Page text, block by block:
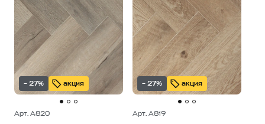
– 27% акция
Арт. A820
– 27% акция
Арт. A819